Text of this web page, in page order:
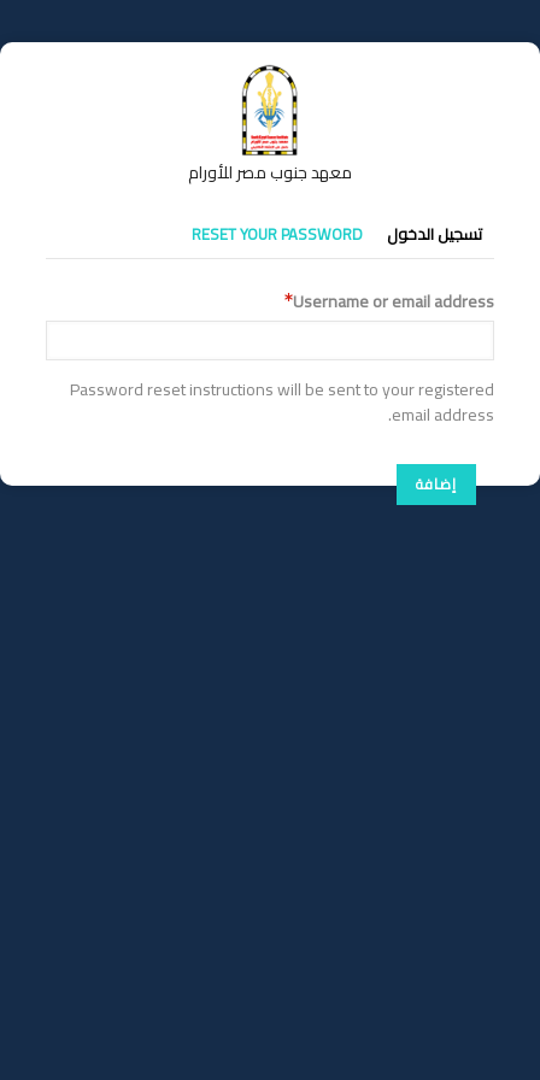
إلى
المحتوى
معهد جنوب مصر للأورام
التبويبات
الأساسية
تسجيل الدخول RESET YOUR PASSWORD
Username or email address
Password reset instructions will be sent to your registered
email address.